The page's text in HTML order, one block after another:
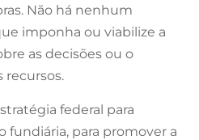
Não há nenhum
imponha ou viabilize a
as decisões ou o
recursos.
federal para
fundiária, para promover a